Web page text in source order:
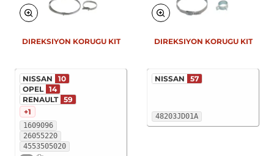
1609096
26055220
4553505020
NISSAN
10
OPEL 14
RENAULT 59
+1
DIREKSIYON KORUGU KIT
48203JD01A
NISSAN 57
DIREKSIYON KORUGU KIT